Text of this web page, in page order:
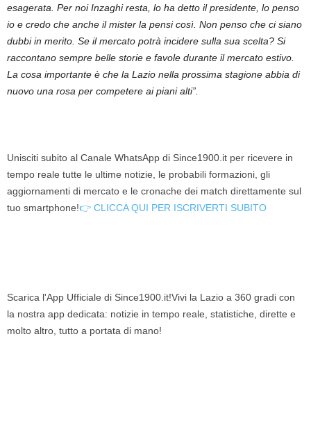
esagerata. Per noi Inzaghi resta, lo ha detto il presidente, lo penso
io e credo che anche il mister la pensi così. Non penso che ci siano
dubbi in merito. Se il mercato potrà incidere sulla sua scelta? Si
raccontano sempre belle storie e favole durante il mercato estivo.
La cosa importante è che la Lazio nella prossima stagione abbia di
nuovo una rosa per competere ai piani alti”.
Unisciti subito al Canale WhatsApp di Since1900.it per ricevere in
tempo reale tutte le ultime notizie, le probabili formazioni, gli
aggiornamenti di mercato e le cronache dei match direttamente sul
tuo smartphone!👉 CLICCA QUI PER ISCRIVERTI SUBITO
Scarica l'App Ufficiale di Since1900.it!Vivi la Lazio a 360 gradi con
la nostra app dedicata: notizie in tempo reale, statistiche, dirette e
molto altro, tutto a portata di mano!